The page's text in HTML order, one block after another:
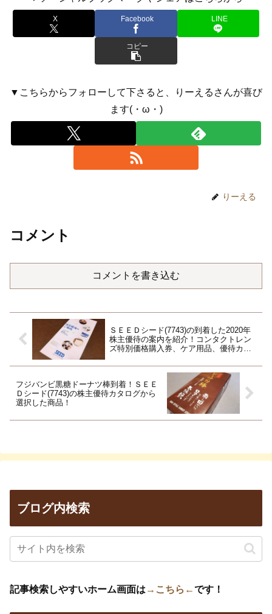
X Facebook LINE
コピー
▼こちらからフォローして下さると、りーえるさんが喜び
ます(・ω・)
りーえる
コメント
コメントを書き込む
ＳＥＥＤシード(7743)の到着した2020年
株主優待の案内を紹介！コンタクトレン
ズ特別価格購入券、ケア用品、優待カタ
フジバンビ黒糖ドーナツ棒到着！ＳＥＥ
Ｄシード(7743)の株主優待カタログから
選択した商品！
ブログ内検索
記事検索しやすいホーム画面は →こちら←です！